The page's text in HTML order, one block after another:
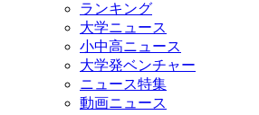
ランキング
大学ニュース
小中高ニュース
大学発ベンチャー
ニュース特集
動画ニュース